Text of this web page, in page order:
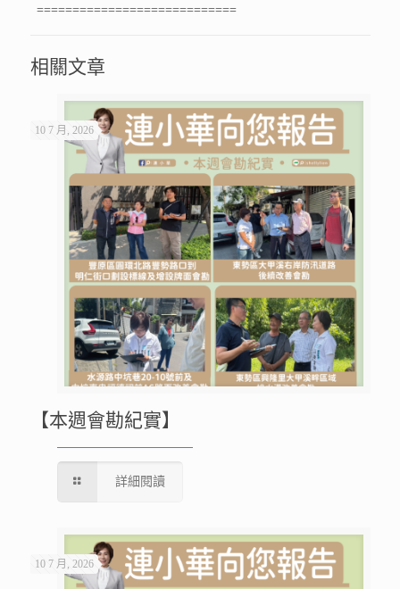
============================
相關文章
10 7 月, 2026
【本週會勘紀實】
詳細閱讀
10 7 月, 2026